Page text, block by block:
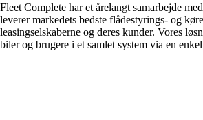
Fleet Complete har et årelangt samarbejde
leverer markedets bedste flådestyrings- og
leasingselskaberne og deres kunder. Vores
biler og brugere i et samlet system via en